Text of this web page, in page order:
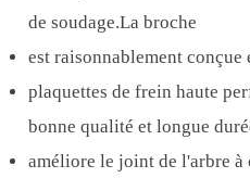
de soudage.La broche
est raisonnablement conçue
plaquettes de frein haute
bonne qualité et longue
améliore le joint de l'arbre à